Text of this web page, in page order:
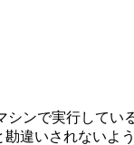
ンで実行してい
違いされないよう